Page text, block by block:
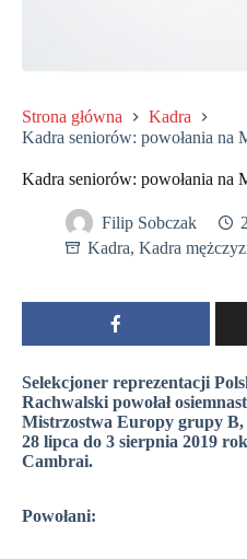
Strona główna
Kadra
Kadra seniorów: powołania na
Kadra seniorów: powołania na
Filip Sobczak
Kadra, Kadra
Selekcjoner reprezentacji
Rachwalski powołał
Mistrzostwa Europy grupy B,
28 lipca do 3 sierpnia 2019
Cambrai.
Powołani: